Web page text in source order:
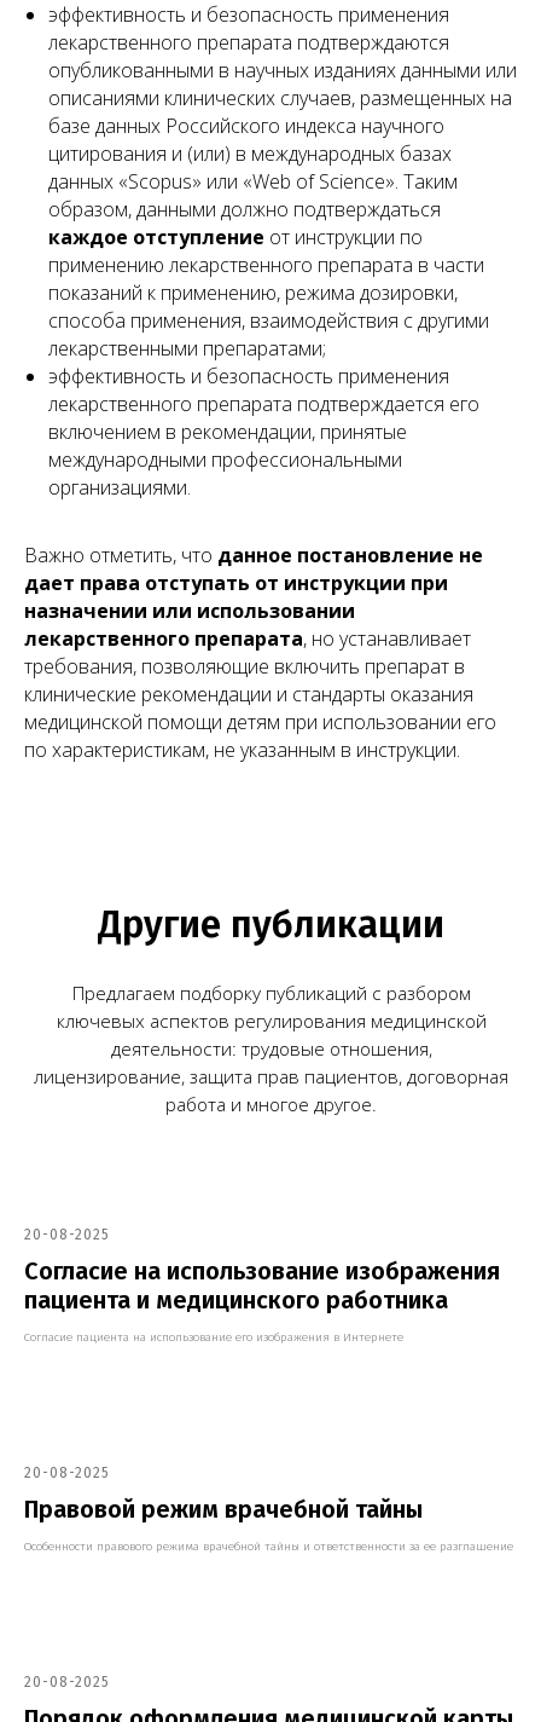
эффективность и безопасность применения
лекарственного препарата подтверждаются
опубликованными в научных изданиях данными или
описаниями клинических случаев, размещенных на
базе данных Российского индекса научного
цитирования и (или) в международных базах
данных «Scopus» или «Web of Science». Таким
образом, данными должно подтверждаться
каждое отступление от инструкции по
применению лекарственного препарата в части
показаний к применению, режима дозировки,
способа применения, взаимодействия с другими
лекарственными препаратами;
эффективность и безопасность применения
лекарственного препарата подтверждается его
включением в рекомендации, принятые
международными профессиональными
организациями.
Важно отметить, что данное постановление не
дает права отступать от инструкции при
назначении или использовании
лекарственного препарата, но устанавливает
требования, позволяющие включить препарат в
клинические рекомендации и стандарты оказания
медицинской помощи детям при использовании его
по характеристикам, не указанным в инструкции.
Другие публикации
Предлагаем подборку публикаций с разбором
ключевых аспектов регулирования медицинской
деятельности: трудовые отношения,
лицензирование, защита прав пациентов, договорная
работа и многое другое.
20-08-2025
Согласие на использование изображения
пациента и медицинского работника
Согласие пациента на использование его изображения в Интернете
20-08-2025
Правовой режим врачебной тайны
Особенности правового режима врачебной тайны и ответственности за ее разглашение
20-08-2025
Свяжитесь с нами по телефону или просто
оставьте заявку — мы перезвоним вам в
Запишитесь
на консультацию